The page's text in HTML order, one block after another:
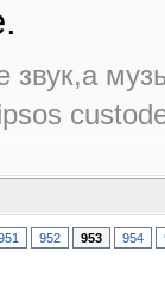
звук,а
952 953 954